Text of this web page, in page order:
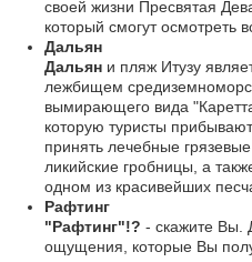
своей жизни Пресвятая
который смогут осмотреть
Дальян
Дальян и пляж Итузу
лежбищем
вымирающего вида
которую туристы
принять лечебные
ликийские гробницы, а
одном из красивейших
Рафтинг
"Рафтинг"!? - скажите Вы.
ощущения, которые Вы